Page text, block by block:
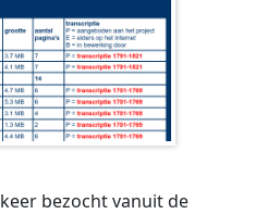
keer bezocht vanuit de